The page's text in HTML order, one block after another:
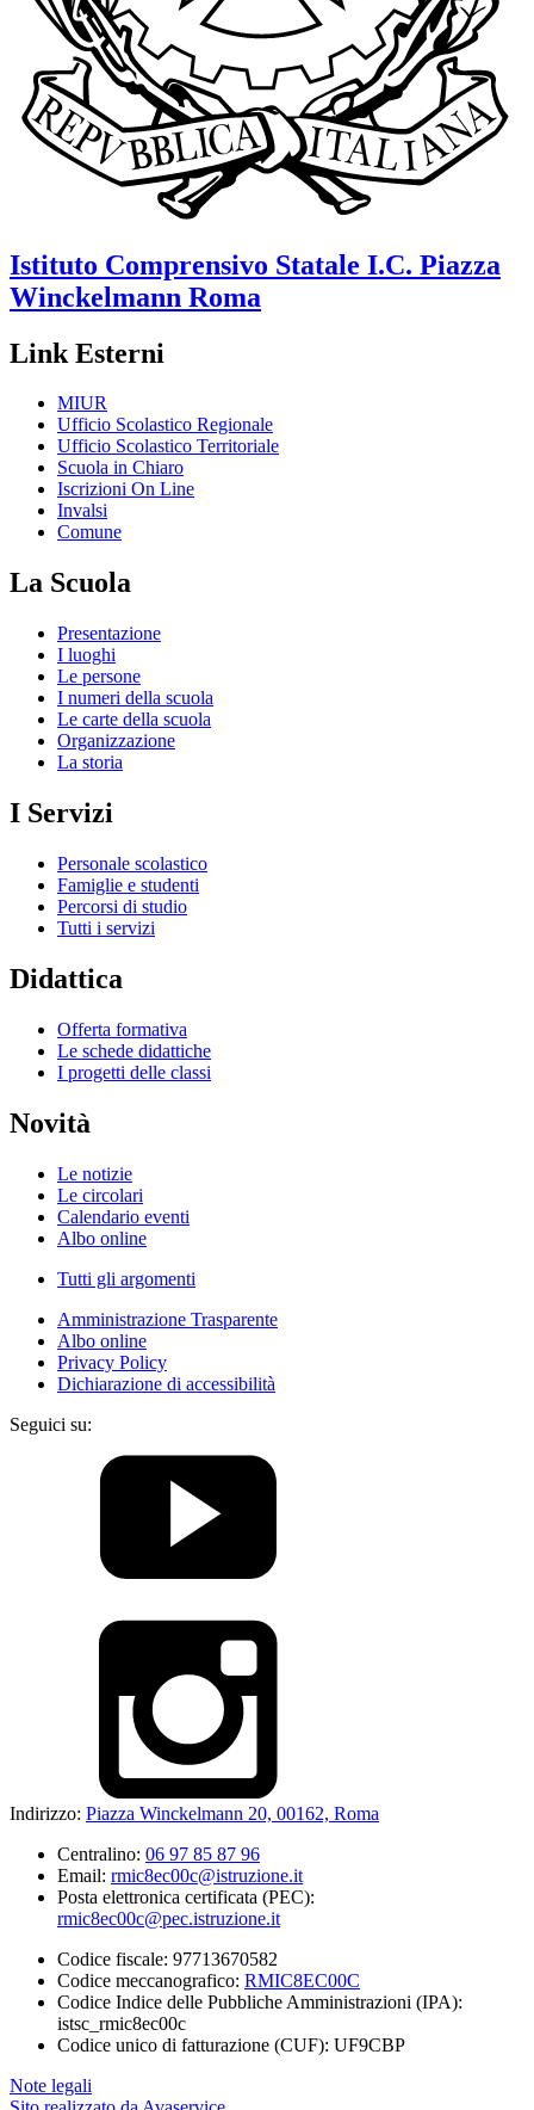
Istituto Comprensivo Statale I.C. Piazza
Winckelmann Roma
Link Esterni
MIUR
Ufficio Scolastico Regionale
Ufficio Scolastico Territoriale
Scuola in Chiaro
Iscrizioni On Line
Invalsi
Comune
La Scuola
Presentazione
I luoghi
Le persone
I numeri della scuola
Le carte della scuola
Organizzazione
La storia
I Servizi
Personale scolastico
Famiglie e studenti
Percorsi di studio
Tutti i servizi
Didattica
Offerta formativa
Le schede didattiche
I progetti delle classi
Novità
Le notizie
Le circolari
Calendario eventi
Albo online
Tutti gli argomenti
Amministrazione Trasparente
Albo online
Privacy Policy
Dichiarazione di accessibilità
Seguici su:
Indirizzo: Piazza Winckelmann 20, 00162, Roma
Centralino: 06 97 85 87 96
Email: rmic8ec00c@istruzione.it
Posta elettronica certificata (PEC):
rmic8ec00c@pec.istruzione.it
Codice fiscale: 97713670582
Codice meccanografico: RMIC8EC00C
Codice Indice delle Pubbliche Amministrazioni (IPA):
istsc_rmic8ec00c
Codice unico di fatturazione (CUF): UF9CBP
Note legali